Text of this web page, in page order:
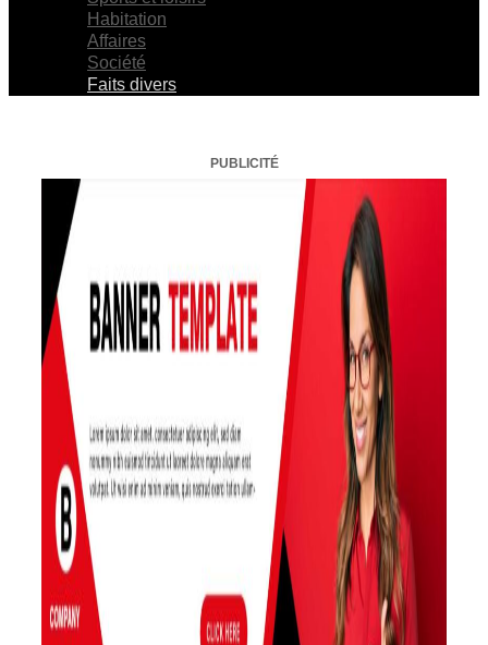
Habitation
Affaires
Société
Faits divers
PUBLICITÉ